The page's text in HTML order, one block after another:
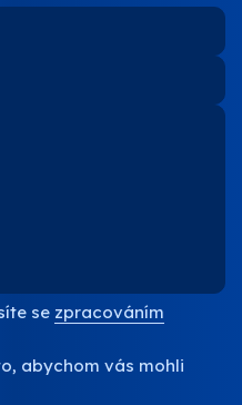
se zpracováním
abychom vás mohli